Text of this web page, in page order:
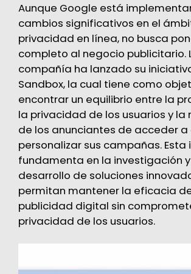
Aunque Google está
cambios significativos en el
privacidad en línea, no busca
completo al negocio publicitario.
compañía ha lanzado su
Sandbox, la cual tiene como
encontrar un equilibrio entre la
la privacidad de los usuarios y la
de los anunciantes de acceder
personalizar sus campañas. Esta
fundamenta en la investigación
desarrollo de soluciones
permitan mantener la eficacia
publicidad digital sin
privacidad de los usuarios.